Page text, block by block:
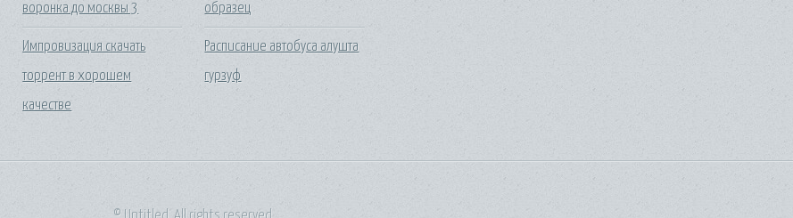
воронка до москвы 3
Импровизация скачать
торрент в хорошем
качестве
образец
Расписание автобуса алушта
гурзуф